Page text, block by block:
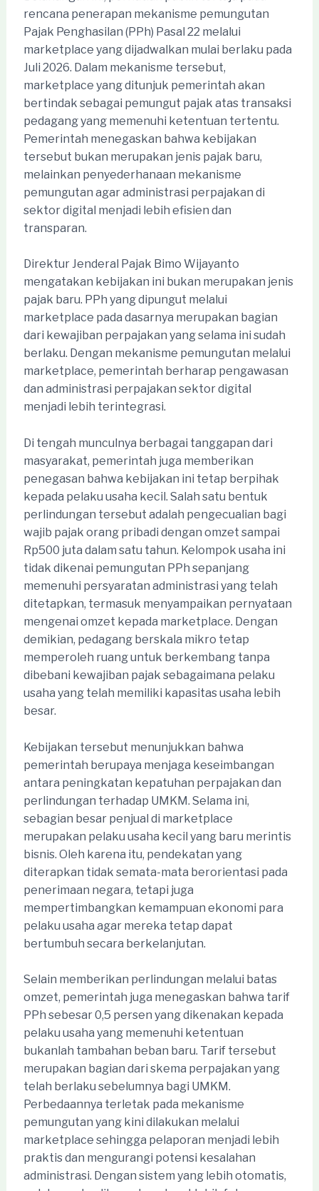
rencana penerapan mekanisme pemungutan
Pajak Penghasilan (PPh) Pasal 22 melalui
marketplace yang dijadwalkan mulai berlaku pada
Juli 2026. Dalam mekanisme tersebut,
marketplace yang ditunjuk pemerintah akan
bertindak sebagai pemungut pajak atas transaksi
pedagang yang memenuhi ketentuan tertentu.
Pemerintah menegaskan bahwa kebijakan
tersebut bukan merupakan jenis pajak baru,
melainkan penyederhanaan mekanisme
pemungutan agar administrasi perpajakan di
sektor digital menjadi lebih efisien dan
transparan.
Direktur Jenderal Pajak Bimo Wijayanto
mengatakan kebijakan ini bukan merupakan jenis
pajak baru. PPh yang dipungut melalui
marketplace pada dasarnya merupakan bagian
dari kewajiban perpajakan yang selama ini sudah
berlaku. Dengan mekanisme pemungutan melalui
marketplace, pemerintah berharap pengawasan
dan administrasi perpajakan sektor digital
menjadi lebih terintegrasi.
Di tengah munculnya berbagai tanggapan dari
masyarakat, pemerintah juga memberikan
penegasan bahwa kebijakan ini tetap berpihak
kepada pelaku usaha kecil. Salah satu bentuk
perlindungan tersebut adalah pengecualian bagi
wajib pajak orang pribadi dengan omzet sampai
Rp500 juta dalam satu tahun. Kelompok usaha ini
tidak dikenai pemungutan PPh sepanjang
memenuhi persyaratan administrasi yang telah
ditetapkan, termasuk menyampaikan pernyataan
mengenai omzet kepada marketplace. Dengan
demikian, pedagang berskala mikro tetap
memperoleh ruang untuk berkembang tanpa
dibebani kewajiban pajak sebagaimana pelaku
usaha yang telah memiliki kapasitas usaha lebih
besar.
Kebijakan tersebut menunjukkan bahwa
pemerintah berupaya menjaga keseimbangan
antara peningkatan kepatuhan perpajakan dan
perlindungan terhadap UMKM. Selama ini,
sebagian besar penjual di marketplace
merupakan pelaku usaha kecil yang baru merintis
bisnis. Oleh karena itu, pendekatan yang
diterapkan tidak semata-mata berorientasi pada
penerimaan negara, tetapi juga
mempertimbangkan kemampuan ekonomi para
pelaku usaha agar mereka tetap dapat
bertumbuh secara berkelanjutan.
Selain memberikan perlindungan melalui batas
omzet, pemerintah juga menegaskan bahwa tarif
PPh sebesar 0,5 persen yang dikenakan kepada
pelaku usaha yang memenuhi ketentuan
bukanlah tambahan beban baru. Tarif tersebut
merupakan bagian dari skema perpajakan yang
telah berlaku sebelumnya bagi UMKM.
Perbedaannya terletak pada mekanisme
pemungutan yang kini dilakukan melalui
marketplace sehingga pelaporan menjadi lebih
praktis dan mengurangi potensi kesalahan
administrasi. Dengan sistem yang lebih otomatis,